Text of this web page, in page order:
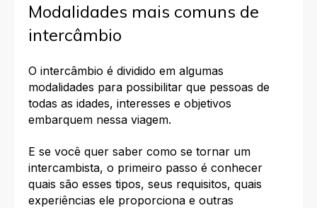
Modalidades mais comuns de
intercâmbio
O intercâmbio é dividido em algumas
modalidades para possibilitar que pessoas de
todas as idades, interesses e objetivos
embarquem nessa viagem.
E se você quer saber como se tornar um
intercambista, o primeiro passo é conhecer
quais são esses tipos, seus requisitos, quais
experiências ele proporciona e outras